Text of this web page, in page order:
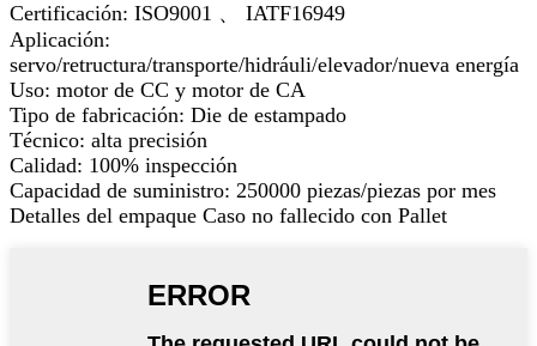
Certificación: ISO9001 、 IATF16949
Aplicación:
servo/retructura/transporte/hidráuli/elevador/nueva energía
Uso: motor de CC y motor de CA
Tipo de fabricación: Die de estampado
Técnico: alta precisión
Calidad: 100% inspección
Capacidad de suministro: 250000 piezas/piezas por mes
Detalles del empaque Caso no fallecido con Pallet